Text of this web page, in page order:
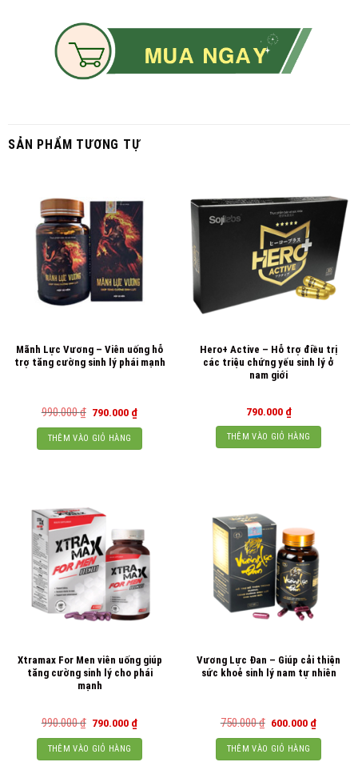
SẢN PHẨM TƯƠNG TỰ
Mãnh Lực Vương – Viên uống hỗ
trợ tăng cường sinh lý phái mạnh
990.000₫ Giá
là:
990.000 ₫.
790.000 ₫Giá
tại
790.000 ₫.
THÊM VÀO GIỎ HÀNG
Hero+ Active – Hỗ trợ điều trị
các triệu chứng yếu sinh lý ở
nam giới
790.000 ₫
THÊM VÀO GIỎ HÀNG
Xtramax For Men viên uống giúp
tăng cường sinh lý cho phái
mạnh
990.000₫ Giá
là:
990.000 ₫.
790.000 ₫Giá
tại
790.000 ₫.
THÊM VÀO GIỎ HÀNG
Vương Lực Đan – Giúp cải thiện
sức khoẻ sinh lý nam tự nhiên
750.000₫ Giá
là:
750.000 ₫.
600.000 ₫Giá
tại
600.000
THÊM VÀO GIỎ HÀNG